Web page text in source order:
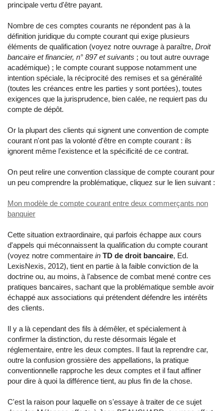
principale vertu d'être payant.
Nombre de ces comptes courants ne répondent pas à la
définition juridique du compte courant qui exige plusieurs
éléments de qualification (voyez notre ouvrage à paraître, Droit
bancaire et financier, n° 897 et suivants ; ou tout autre ouvrage
académique) ; le compte courant suppose notamment une
intention spéciale, la réciprocité des remises et sa généralité
(toutes les créances entre les parties y sont portées), toutes
exigences que la jurisprudence, bien calée, ne requiert pas du
compte de dépôt.
Or la plupart des clients qui signent une convention de compte
courant n'ont pas la volonté d'être en compte courant : ils
ignorent même l'existence et la spécificité de ce contrat.
On peut relire une convention classique de compte courant pour
un peu comprendre la problématique, cliquez sur le lien suivant :
Mon modèle de compte courant entre deux commerçants non
banquier
Cette situation extraordinaire, qui parfois échappe aux cours
d'appels qui méconnaissent la qualification du compte courant
(voyez notre commentaire in TD de droit bancaire, Ed.
LexisNexis, 2012), tient en partie à la faible conviction de la
doctrine ou, au moins, à l'absence de combat mené contre ces
pratiques bancaires, sachant que la problématique semble avoir
échappé aux associations qui prétendent défendre les intérêts
des clients.
Il y a là cependant des fils à démêler, et spécialement à
confirmer la distinction, du reste désormais légale et
réglementaire, entre les deux comptes. Il faut la reprendre car,
outre la confusion grossière des appellations, la pratique
conventionnelle rapproche les deux comptes et il faut affiner
pour dire à quoi la différence tient, au plus fin de la chose.
C'est la raison pour laquelle on s'essaye à traiter de ce sujet